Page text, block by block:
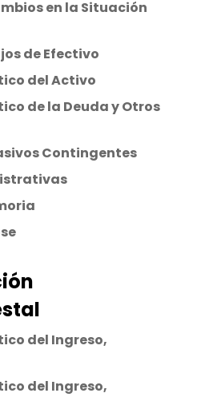
en la Situación
de Efectivo
del Activo
de la Deuda y Otros
Contingentes
del Ingreso,
del Ingreso,